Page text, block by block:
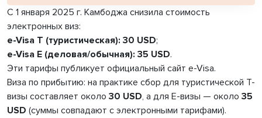
С 1 января 2025 г. Камбоджа снизила стоимость
электронных виз:
e-Visa T (туристическая): 30 USD;
e-Visa E (деловая/обычная): 35 USD.
Эти тарифы публикует официальный сайт e-Visa.
Виза по прибытию: на практике сбор для туристической T-
визы составляет около 30 USD, а для E-визы — около 35
USD (суммы совпадают с электронными тарифами).